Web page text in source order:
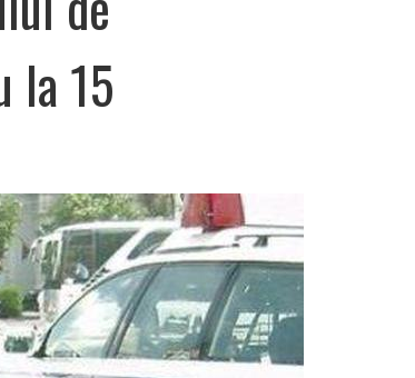
la 15